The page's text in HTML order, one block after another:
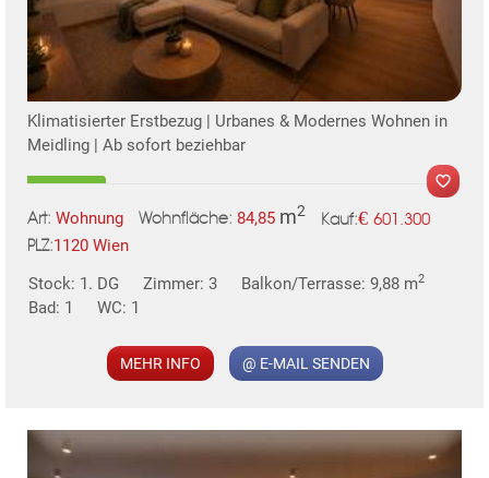
Klimatisierter Erstbezug | Urbanes & Modernes Wohnen in
Meidling | Ab sofort beziehbar
Art: Wohnung Wohnfläche: 84,85 m2 Kauf:€ 601.300
PLZ:1120 Wien
Stock: 1. DG
Zimmer: 3 Balkon/Terrasse: 9,88 m2
Bad: 1 WC: 1
MEHR INFO @ E-MAIL SENDEN